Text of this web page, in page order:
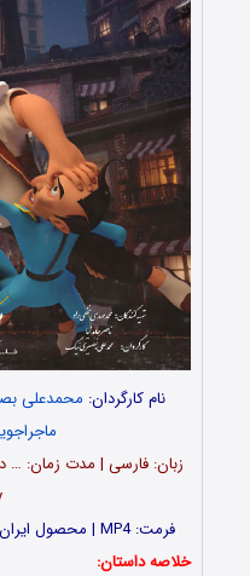
نام کارگردان: محمدعلی
زبان: فارسی | مدت‌‌ زمان: …
فرمت: MP4 | محصول ایران | تهیه‎‌‌کننده: محمدمهدی نخعی راد
خلاصه داستان: